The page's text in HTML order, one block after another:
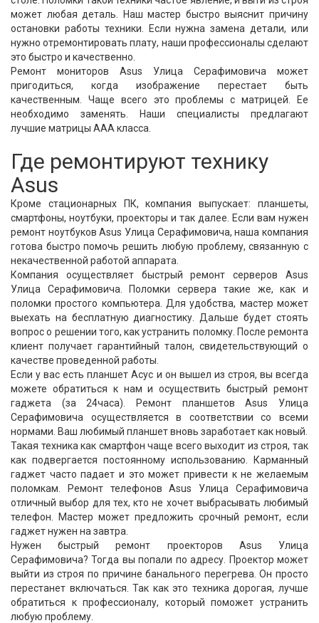
может любая деталь. Наш мастер быстро выяснит причину
остановки работы техники. Если нужна замена детали, или
нужно отремонтировать плату, наши профессионалы сделают
это быстро и качественно.
Ремонт мониторов Asus Улица Серафимовича может
пригодиться, когда изображение перестает быть
качественным. Чаще всего это проблемы с матрицей. Ее
необходимо заменять. Наши специалисты предлагают
лучшие матрицы ААА класса.
Где ремонтируют технику
Asus
Кроме стационарных ПК, компания выпускает: планшеты,
смартфоны, ноутбуки, проекторы и так далее. Если вам нужен
ремонт ноутбуков Asus Улица Серафимовича, наша компания
готова быстро помочь решить любую проблему, связанную с
некачественной работой аппарата.
Компания осуществляет быстрый ремонт серверов Asus
Улица Серафимовича. Поломки сервера такие же, как и
поломки простого компьютера. Для удобства, мастер может
выехать на бесплатную диагностику. Дальше будет стоять
вопрос о решении того, как устранить поломку. После ремонта
клиент получает гарантийный талон, свидетельствующий о
качестве проведенной работы.
Если у вас есть планшет Асус и он вышел из строя, вы всегда
можете обратиться к нам и осуществить быстрый ремонт
гаджета (за 24часа). Ремонт планшетов Asus Улица
Серафимовича осуществляется в соответствии со всеми
нормами. Ваш любимый планшет вновь заработает как новый.
Такая техника как смартфон чаще всего выходит из строя, так
как подвергается постоянному использованию. Карманный
гаджет часто падает и это может привести к не желаемым
поломкам. Ремонт телефонов Asus Улица Серафимовича
отличный выбор для тех, кто не хочет выбрасывать любимый
телефон. Мастер может предложить срочный ремонт, если
гаджет нужен на завтра.
Нужен быстрый ремонт проекторов Asus Улица
Серафимовича? Тогда вы попали по адресу. Проектор может
выйти из строя по причине банального перегрева. Он просто
перестанет включаться. Так как это техника дорогая, лучше
обратиться к профессионалу, который поможет устранить
любую проблему.